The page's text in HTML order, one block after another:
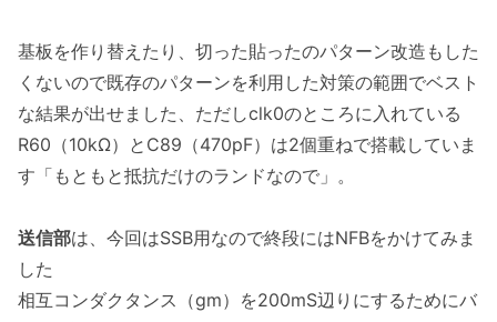
基板を作り替えたり、切った貼ったのパターン改造もした
くないので既存のパターンを利用した対策の範囲でベスト
な結果が出せました、ただしclk0のところに入れている
R60（10kΩ）とC89（470pF）は2個重ねで搭載していま
す「もともと抵抗だけのランドなので」。
送信部は、今回はSSB用なので終段にはNFBをかけてみま
した
相互コンダクタンス（gm）を200mS辺りにするためにバ